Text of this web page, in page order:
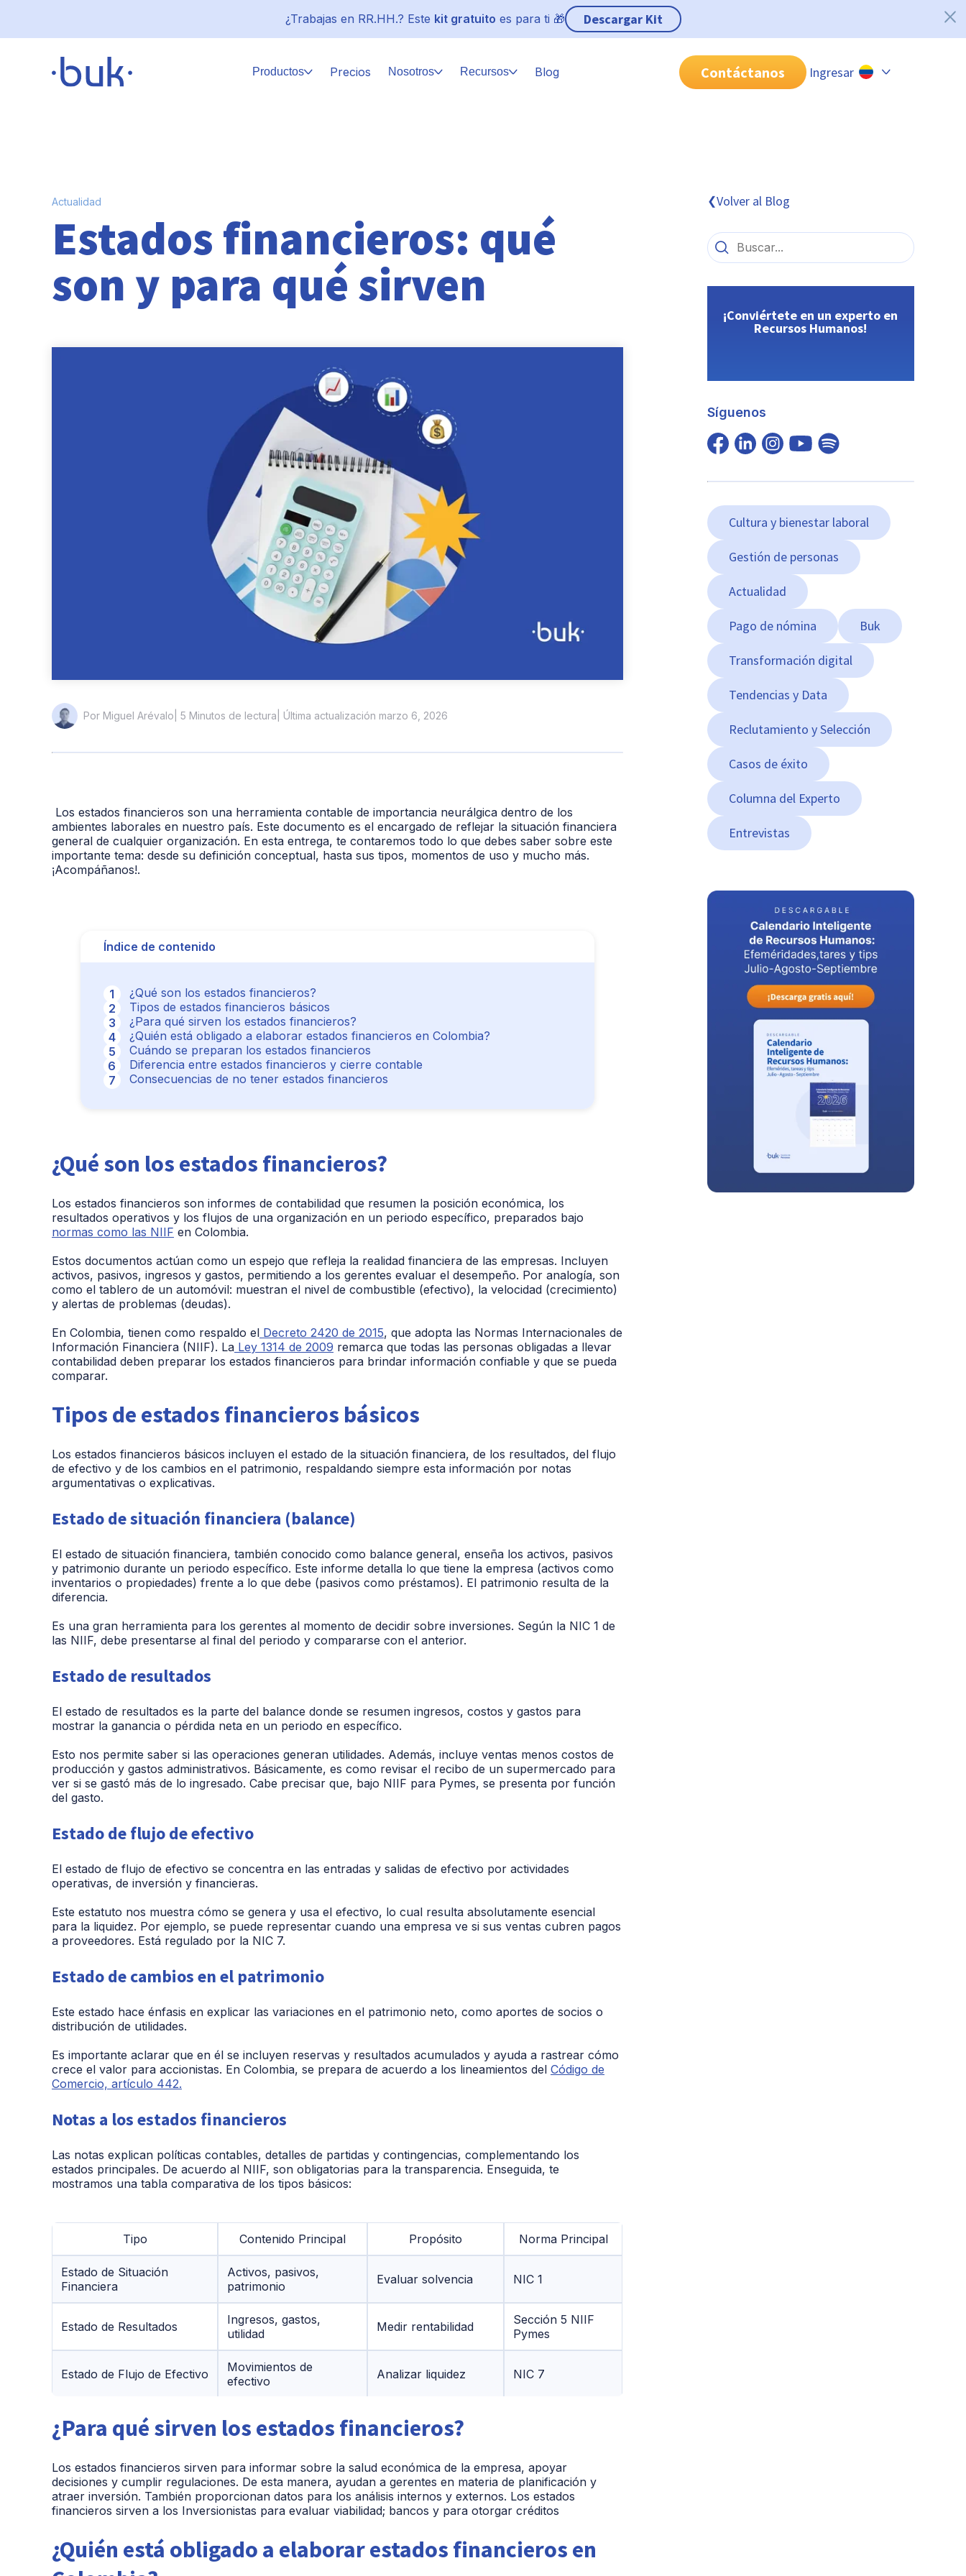
¿Trabajas en RR.HH.? Este kit gratuito es para ti 🎁 Descargar Kit
Productos Precios Nosotros Recursos Blog Contáctanos Ingresar
Actualidad
Estados financieros: qué
son y para qué sirven
Por Miguel Arévalo | 5 Minutos de lectura | Última actualización marzo 6, 2026
Los estados financieros son una herramienta contable de importancia neurálgica dentro de los
ambientes laborales en nuestro país. Este documento es el encargado de reflejar la situación financiera
general de cualquier organización. En esta entrega, te contaremos todo lo que debes saber sobre este
importante tema: desde su definición conceptual, hasta sus tipos, momentos de uso y mucho más.
¡Acompáñanos!.
Índice de contenido
¿Qué son los estados financieros?
Tipos de estados financieros básicos
¿Para qué sirven los estados financieros?
¿Quién está obligado a elaborar estados financieros en Colombia?
Cuándo se preparan los estados financieros
Diferencia entre estados financieros y cierre contable
Consecuencias de no tener estados financieros
¿Qué son los estados financieros?
Los estados financieros son informes de contabilidad que resumen la posición económica, los
resultados operativos y los flujos de una organización en un periodo específico, preparados bajo
normas como las NIIF en Colombia.
Estos documentos actúan como un espejo que refleja la realidad financiera de las empresas. Incluyen
activos, pasivos, ingresos y gastos, permitiendo a los gerentes evaluar el desempeño. Por analogía, son
como el tablero de un automóvil: muestran el nivel de combustible (efectivo), la velocidad (crecimiento)
y alertas de problemas (deudas).
En Colombia, tienen como respaldo el Decreto 2420 de 2015, que adopta las Normas Internacionales de
Información Financiera (NIIF). La Ley 1314 de 2009 remarca que todas las personas obligadas a llevar
contabilidad deben preparar los estados financieros para brindar información confiable y que se pueda
comparar.
Tipos de estados financieros básicos
Los estados financieros básicos incluyen el estado de la situación financiera, de los resultados, del flujo
de efectivo y de los cambios en el patrimonio, respaldando siempre esta información por notas
argumentativas o explicativas.
Estado de situación financiera (balance)
El estado de situación financiera, también conocido como balance general, enseña los activos, pasivos
y patrimonio durante un periodo específico. Este informe detalla lo que tiene la empresa (activos como
inventarios o propiedades) frente a lo que debe (pasivos como préstamos). El patrimonio resulta de la
diferencia.
Es una gran herramienta para los gerentes al momento de decidir sobre inversiones. Según la NIC 1 de
las NIIF, debe presentarse al final del periodo y compararse con el anterior.
Estado de resultados
El estado de resultados es la parte del balance donde se resumen ingresos, costos y gastos para
mostrar la ganancia o pérdida neta en un periodo en específico.
Esto nos permite saber si las operaciones generan utilidades. Además, incluye ventas menos costos de
producción y gastos administrativos. Básicamente, es como revisar el recibo de un supermercado para
ver si se gastó más de lo ingresado. Cabe precisar que, bajo NIIF para Pymes, se presenta por función
del gasto.
Estado de flujo de efectivo
El estado de flujo de efectivo se concentra en las entradas y salidas de efectivo por actividades
operativas, de inversión y financieras.
Este estatuto nos muestra cómo se genera y usa el efectivo, lo cual resulta absolutamente esencial
para la liquidez. Por ejemplo, se puede representar cuando una empresa ve si sus ventas cubren pagos
a proveedores. Está regulado por la NIC 7.
Estado de cambios en el patrimonio
Este estado hace énfasis en explicar las variaciones en el patrimonio neto, como aportes de socios o
distribución de utilidades.
Es importante aclarar que en él se incluyen reservas y resultados acumulados y ayuda a rastrear cómo
crece el valor para accionistas. En Colombia, se prepara de acuerdo a los lineamientos del Código de
Comercio, artículo 442.
Notas a los estados financieros
Las notas explican políticas contables, detalles de partidas y contingencias, complementando los
estados principales. De acuerdo al NIIF, son obligatorias para la transparencia. Enseguida, te
mostramos una tabla comparativa de los tipos básicos:
Tipo Contenido Principal Propósito Norma Principal
Estado de Situación
Financiera
Activos, pasivos,
patrimonio
Evaluar solvencia NIC 1
Estado de Resultados
Ingresos, gastos,
utilidad
Medir rentabilidad
Sección 5 NIIF
Pymes
Estado de Flujo de Efectivo
Movimientos de
efectivo
Analizar liquidez NIC 7
Estado de Cambios en
Patrimonio
Variaciones en equity
valor
¿Para qué sirven los estados financieros?
Los estados financieros sirven para informar sobre la salud económica de la empresa, apoyar
decisiones y cumplir regulaciones. De esta manera, ayudan a gerentes en materia de planificación y
atraer inversión. También proporcionan datos para los análisis internos y externos. Los estados
financieros sirven a los Inversionistas para evaluar viabilidad; bancos y para otorgar créditos
¿Quién está obligado a elaborar estados financieros en
❮Volver al Blog
¡Conviértete en un experto en
Recursos Humanos!
Síguenos
Cultura y bienestar laboral
Gestión de personas
Actualidad
Pago de nómina Buk
Transformación digital
Tendencias y Data
Reclutamiento y Selección
Casos de éxito
Columna del Experto
Entrevistas